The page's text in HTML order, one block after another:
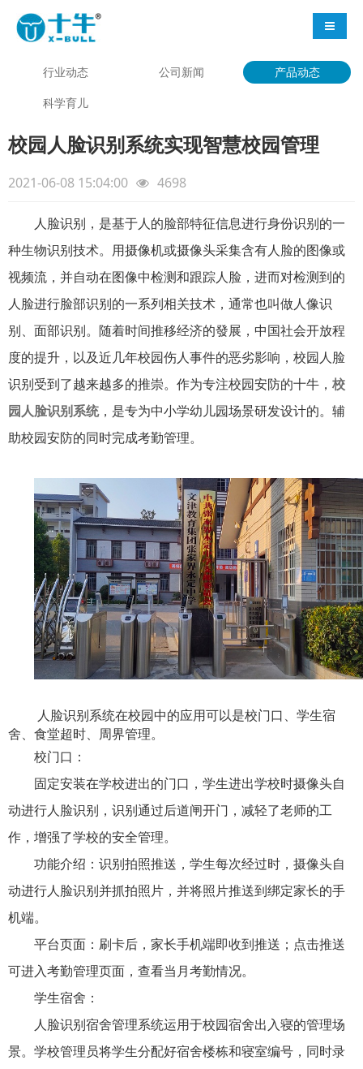
导航切
行业动态 公司新闻
产品动态
科学育儿
校园人脸识别系统实现智慧校园管理
2021-06-08 15:04:00 4698
人脸识别，是基于人的脸部特征信息进行身份识别的一
种生物识别技术。用摄像机或摄像头采集含有人脸的图像或
视频流，并自动在图像中检测和跟踪人脸，进而对检测到的
人脸进行脸部识别的一系列相关技术，通常也叫做人像识
别、面部识别。随着时间推移经济的發展，中国社会开放程
度的提升，以及近几年校园伤人事件的恶劣影响，校园人脸
识别受到了越来越多的推崇。作为专注校园安防的十牛， 校
园人脸识别系统，是专为中小学幼儿园场景研发设计的。辅
助校园安防的同时完成考勤管理。
人脸识别系统在校园中的应用可以是校门口、学生宿
舍、食堂超时、周界管理。
校门口：
固定安装在学校进出的门口，学生进出学校时摄像头自
动进行人脸识别，识别通过后道闸开门，减轻了老师的工
作，增强了学校的安全管理。
功能介绍：识别拍照推送 ， 学生每次经过时，摄像头自
动进行人脸识别并抓拍照片，并将照片推送到绑定家长的手
机端。
平台页面 ： 刷卡后，家长手机端即收到推送；点击推送
可进入考勤管理页面，查看当月考勤情况。
学生宿舍：
人脸识别宿舍管理系统运用于校园宿舍出入寝的管理场
景。学校管理员将学生分配好宿舍楼栋和寝室编号，同时录